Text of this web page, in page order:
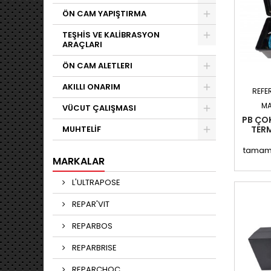
ÖN CAM YAPIŞTIRMA
TEŞHİS VE KALİBRASYON
ARAÇLARI
ÖN CAM ALETLERI
AKILLI ONARIM
VÜCUT ÇALIŞMASI
MUHTELİF
MARKALAR
L'ULTRAPOSE
REPAR'VIT
REPARBOS
REPARBRISE
PB
kiti,
ve